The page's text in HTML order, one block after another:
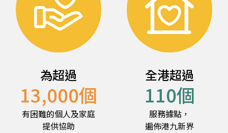
為超過
13,000個
有困難的個人及家庭
提供協助
全港超過
110個
服務據點，
遍佈港九新界